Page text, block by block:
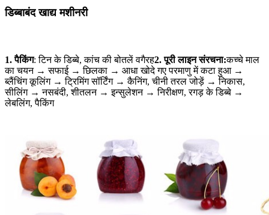
डिब्बाबंद खाद्य मशीनरी
1. पैकिंग: टिन के डिब्बे, कांच की बोतलें वगैरह2. पूरी लाइन संरचना:कच्चे माल
का चयन → सफाई → छिलका → आधा खोदे गए परमाणु में कटा हुआ →
ब्लैंचिंग कूलिंग → ट्रिमिंग सॉर्टिंग → कैनिंग, चीनी तरल जोड़ें → निकास,
सीलिंग → नसबंदी, शीतलन → इन्सुलेशन → निरीक्षण, रगड़ के डिब्बे →
लेबलिंग, पैकिंग